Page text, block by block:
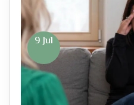
9 Jul